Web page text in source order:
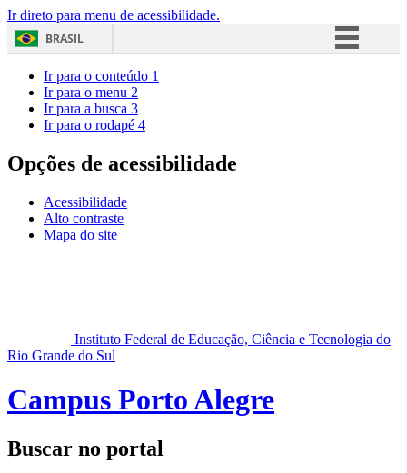
Ir direto para menu de acessibilidade.
BRASIL
Acesso à informação
Ir para o conteúdo 1
Ir para o menu 2
Ir para a busca 3
Ir para o rodapé 4
Opções de acessibilidade
Acessibilidade
Alto contraste
Mapa do site
Instituto Federal de Educação, Ciência e Tecnologia do
Rio Grande do Sul
Campus Porto Alegre
Buscar no portal